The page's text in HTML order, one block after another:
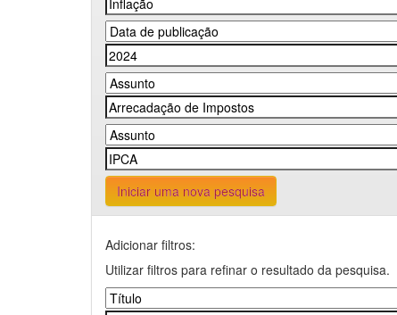
Iniciar uma nova pesquisa
Adicionar filtros:
Utilizar filtros para refinar o resultado da pesquisa.